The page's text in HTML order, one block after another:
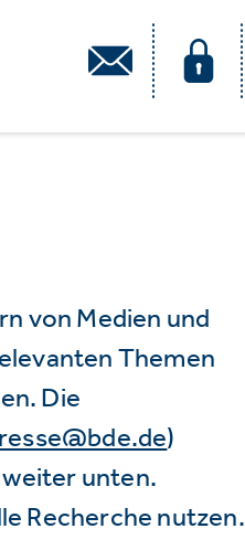
von Medien und
Themen
Die
)
unten.
Recherche nutzen.